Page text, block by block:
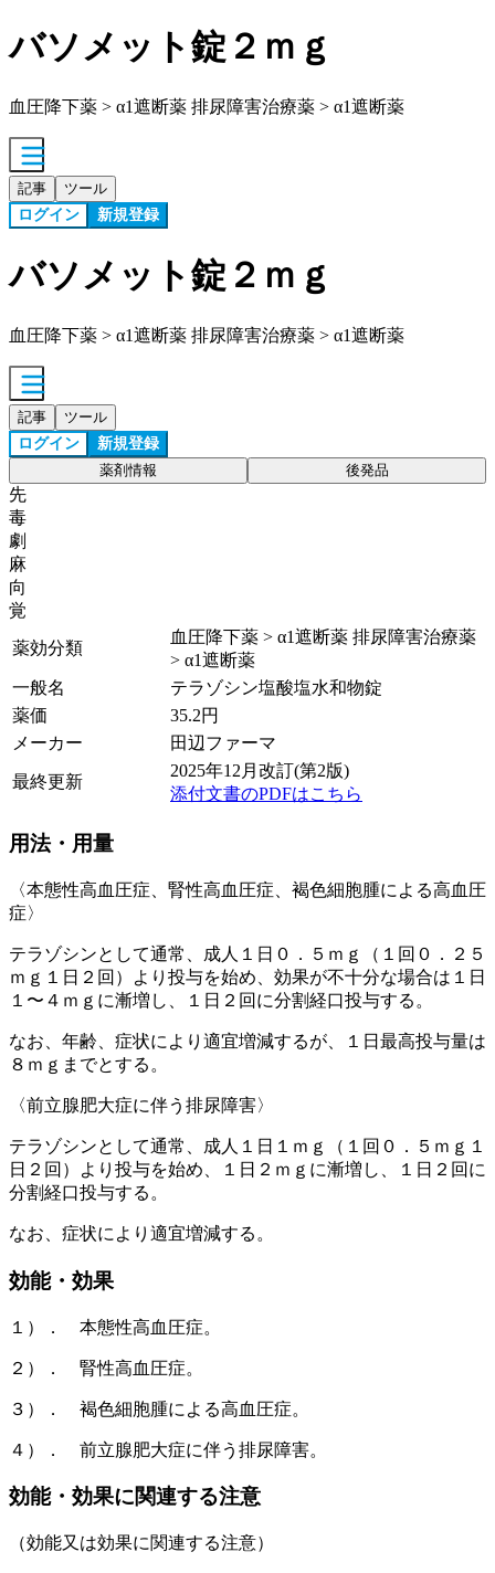
バソメット錠２ｍｇ
血圧降下薬 > α1遮断薬 排尿障害治療薬 > α1遮断薬
記事 ツール
ログイン 新規登録
バソメット錠２ｍｇ
血圧降下薬 > α1遮断薬 排尿障害治療薬 > α1遮断薬
記事 ツール
ログイン 新規登録
薬剤情報 後発品
先
毒
劇
麻
向
覚
薬効分類
血圧降下薬 > α1遮断薬 排尿障害治療薬
> α1遮断薬
一般名
テラゾシン塩酸塩水和物錠
薬価
35.2円
メーカー
田辺ファーマ
最終更新
2025年12月改訂(第2版)
添付文書のPDFはこちら
用法・用量
〈本態性高血圧症、腎性高血圧症、褐色細胞腫による高血圧
症〉
テラゾシンとして通常、成人１日０．５ｍｇ（１回０．２５
ｍｇ１日２回）より投与を始め、効果が不十分な場合は１日
１〜４ｍｇに漸増し、１日２回に分割経口投与する。
なお、年齢、症状により適宜増減するが、１日最高投与量は
８ｍｇまでとする。
〈前立腺肥大症に伴う排尿障害〉
テラゾシンとして通常、成人１日１ｍｇ（１回０．５ｍｇ１
日２回）より投与を始め、１日２ｍｇに漸増し、１日２回に
分割経口投与する。
なお、症状により適宜増減する。
効能・効果
１）． 本態性高血圧症。
２）． 腎性高血圧症。
３）． 褐色細胞腫による高血圧症。
４）． 前立腺肥大症に伴う排尿障害。
効能・効果に関連する注意
（効能又は効果に関連する注意）